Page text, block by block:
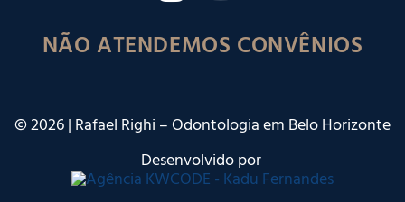
NÃO ATENDEMOS CONVÊNIOS
©2026| Rafael Righi – Odontologia em Belo Horizonte
Desenvolvido por